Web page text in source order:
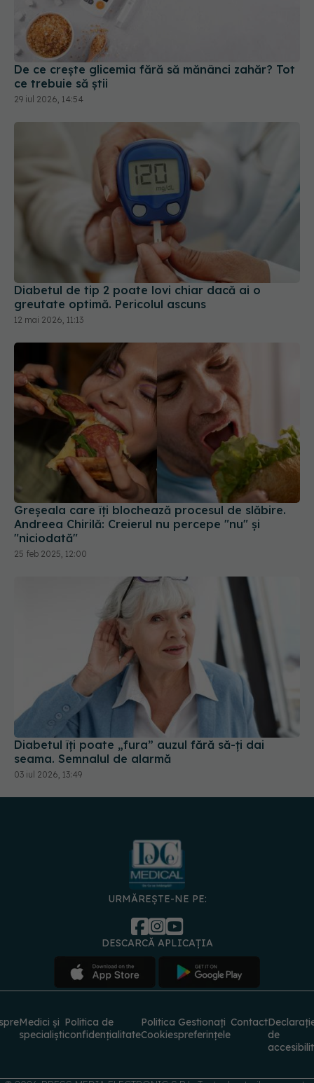
De ce crește glicemia fără să mănânci zahăr? Tot
ce trebuie să știi
29 iul 2026, 14:54
Diabetul de tip 2 poate lovi chiar dacă ai o
greutate optimă. Pericolul ascuns
12 mai 2026, 11:13
Greșeala care îți blochează procesul de slăbire.
Andreea Chirilă: Creierul nu percepe "nu" și
"niciodată"
25 feb 2025, 12:00
Diabetul îți poate „fura” auzul fără să-ți dai
seama. Semnalul de alarmă
03 iul 2026, 13:49
URMĂREȘTE-NE PE:
DESCARCĂ APLICAȚIA
Medici și
specialiști
Politica de
confidențialitate
Politica
Cookies
Gestionați
preferințele
Contact
de